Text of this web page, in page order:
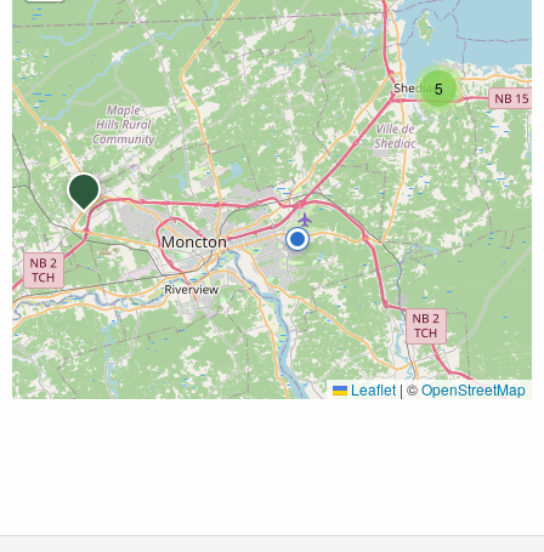
5
Leaflet | ©OpenStreetMap